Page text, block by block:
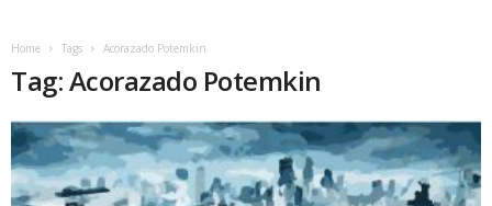
Home Tags Acorazado Potemkin
Tag: Acorazado Potemkin